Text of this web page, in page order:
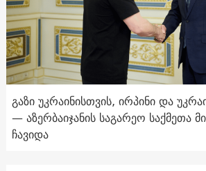
გაზი უკრაინისთვის, ირპინი და
— აზერბაიჯანის საგარეო საქმეთა
ჩავიდა